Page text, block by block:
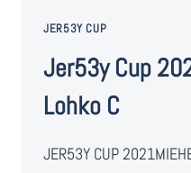
JER53Y CUP
Jer53y Cup
Lohko C
JER53Y CUP